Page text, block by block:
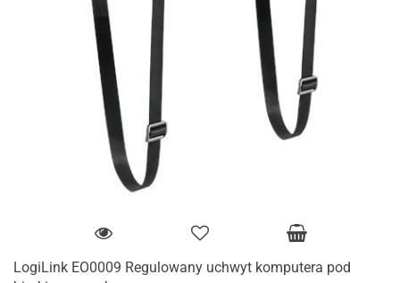
LogiLink EO0009 Regulowany uchwyt komputera pod